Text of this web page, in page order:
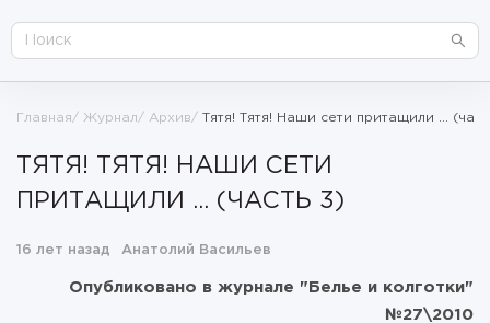
Главная Журнал Архив Тятя! Тятя! Наши сети притащили ...
ТЯТЯ! ТЯТЯ! НАШИ СЕТИ
ПРИТАЩИЛИ ... (ЧАСТЬ 3)
16 лет назад Анатолий Васильев
Опубликовано в журнале "Белье и колготки"
№27\2010